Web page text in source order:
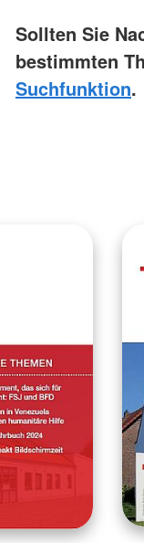
Sollten Sie
bestimmten
Suchfunktion.